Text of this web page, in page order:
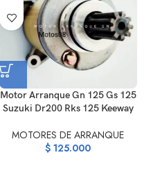
Motor Arranque Gn 125 Gs 125
Suzuki Dr200 Rks 125 Keeway
MOTORES DE ARRANQUE
$ 125.000